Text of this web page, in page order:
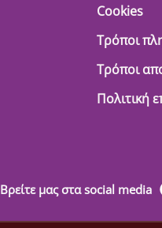
Cookies
Τρόποι
Τρόποι
Πολιτική
Βρείτε μας στα social media